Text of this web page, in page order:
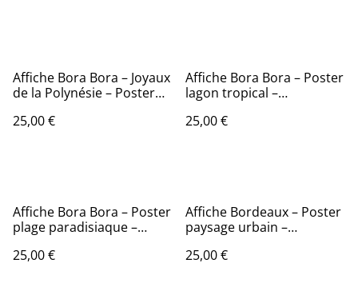
Affiche Bora Bora – Joyaux
de la Polynésie – Poster
murale exotique
25,00 €
Affiche Bora Bora – Poster
lagon tropical –
exotique
25,00 €
Affiche Bora Bora – Poster
plage paradisiaque –
tropicale
25,00 €
Affiche Bordeaux – Poster
paysage urbain –
moderne
25,00 €